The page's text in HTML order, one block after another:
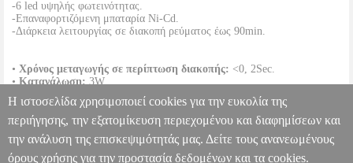
-6 led υψηλής φωτεινότητας.
-Επαναφορτιζόμενη μπαταρία Ni-Cd.
-Διάρκεια λειτουργίας σε διακοπή ρεύματος έως 90min.
• Xρόνος μεταγωγής σε περίπτωση διακοπής: <0, 2Sec.
•Kατανάλωση:3W.
•
Διαστάσεις:
360x146x27mm.
• Εγγύηση:1 χρόνος.DOA 7 ημερών
ΦΩΤΙΣΤΙΚΟ ΑΣΦΑΛΕΙΑΣ EML-010 ΜΕ LED EXIT PER.992707
PER.992707 TELE TELE ΠΡΟΒΟΛΕΙΣ Κατηγορία: ΠΡΟΒΟΛΕΙΣ
Η ιστοσελίδα χρησιμοποιεί cookies για την ευκολία της
περιήγησης, την εξατομίκευση περιεχομένου και διαφημίσεων και
την ανάλυση της επισκεψιμότητάς μας. Δείτε τους ανανεωμένους
όρους χρήσης για την προστασία δεδομένων και τα cookies.